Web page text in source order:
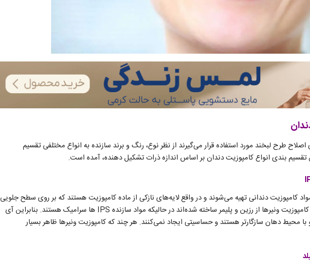
طرح لبخند مورد استفاده قرار می‌گیرند از نظر نوع، رنگ و برند سازنده به انواع مختلفی تقسیم
بندی انواع کامپوزیت دندان بر اساس اندازه ذرات تشکیل دهنده، آمده است.
کامپوزیت دندانی تهیه می‌شوند و در واقع لایه‌های نازکی از ماده کامپوزیت هستند که بر روی سطح جلویی
دندان‌ها قرار می‌گیرند. کامپوزیت ونیرها از رزین و پلیمر ساخته شده‌اند در حالیکه مواد سازنده IPS ها سرامیک هستند. بنابراین آی
محیط دهان سازگارتر هستند و حساسیتی ایجاد نمی‌کنند. هر چند که کامپوزیت ونیرها ظاهر بسیار